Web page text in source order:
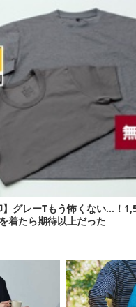
】グレーTもう怖くない…！
着たら期待以上だった